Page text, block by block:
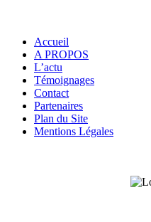
Accueil
A PROPOS
L’actu
Témoignages
Contact
Partenaires
Plan du Site
Mentions Légales